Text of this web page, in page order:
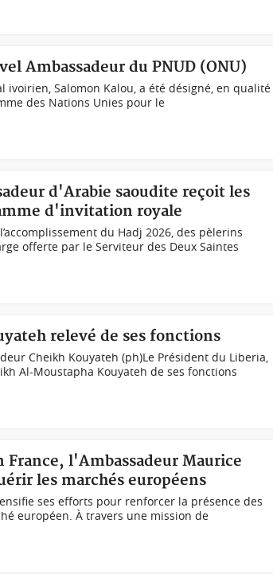
Ambassadeur du PNUD (ONU)
ivoirien, Salomon Kalou, a été désigné, en qualité
des Nations Unies pour le
d'Arabie saoudite reçoit les
d'invitation royale
du Hadj 2026, des pèlerins
offerte par le Serviteur des Deux Saintes
relevé de ses fonctions
Cheikh Kouyateh (ph)Le Président du Liberia,
Al-Moustapha Kouyateh de ses fonctions
l'Ambassadeur Maurice
les marchés européens
ses efforts pour renforcer la présence des
européen. À travers une mission de